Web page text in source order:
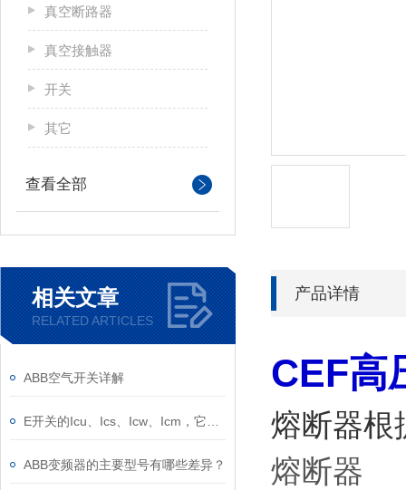
真空断路器
真空接触器
开关
其它
查看全部
相关文章
RELATED ARTICLES
ABB空气开关详解
ABB变频器的主要型号有哪些差异？
产品详情
CEF
熔断器
熔断器